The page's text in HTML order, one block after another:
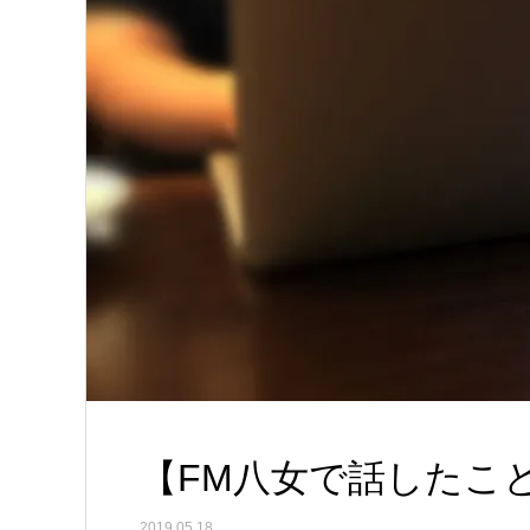
【FM八女で話したこ